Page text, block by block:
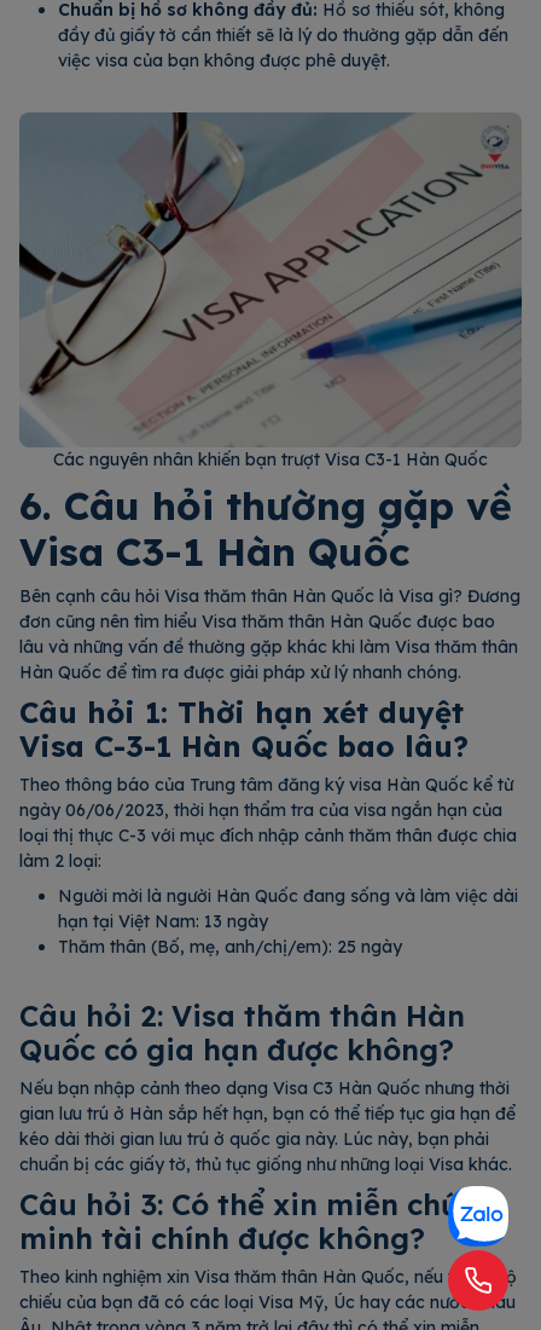
Chuẩn bị hồ sơ không đầy đủ: Hồ sơ thiếu sót, không
đầy đủ giấy tờ cần thiết sẽ là lý do thường gặp dẫn đến
việc visa của bạn không được phê duyệt.
Các nguyên nhân khiến bạn trượt Visa C3-1 Hàn Quốc
6. Câu hỏi thường gặp về
Visa C3-1 Hàn Quốc
Bên cạnh câu hỏi Visa thăm thân Hàn Quốc là Visa gì? Đương
đơn cũng nên tìm hiểu Visa thăm thân Hàn Quốc được bao
lâu và những vấn đề thường gặp khác khi làm Visa thăm thân
Hàn Quốc để tìm ra được giải pháp xử lý nhanh chóng.
Câu hỏi 1: Thời hạn xét duyệt
Visa C-3-1 Hàn Quốc bao lâu?
Theo thông báo của Trung tâm đăng ký visa Hàn Quốc kể từ
ngày 06/06/2023, thời hạn thẩm tra của visa ngắn hạn của
loại thị thực C-3 với mục đích nhập cảnh thăm thân được chia
làm 2 loại:
Người mời là người Hàn Quốc đang sống và làm việc dài
hạn tại Việt Nam: 13 ngày
Thăm thân (Bố, mẹ, anh/chị/em): 25 ngày
Câu hỏi 2: Visa thăm thân Hàn
Quốc có gia hạn được không?
Nếu bạn nhập cảnh theo dạng Visa C3 Hàn Quốc nhưng thời
gian lưu trú ở Hàn sắp hết hạn, bạn có thể tiếp tục gia hạn để
kéo dài thời gian lưu trú ở quốc gia này. Lúc này, bạn phải
chuẩn bị các giấy tờ, thủ tục giống như những loại Visa khác.
Câu hỏi 3: Có thể xin miễn chứng
minh tài chính được không?
Theo kinh nghiệm xin Visa thăm thân Hàn Quốc, nếu trong hộ
chiếu của bạn đã có các loại Visa Mỹ, Úc hay các nước Châu